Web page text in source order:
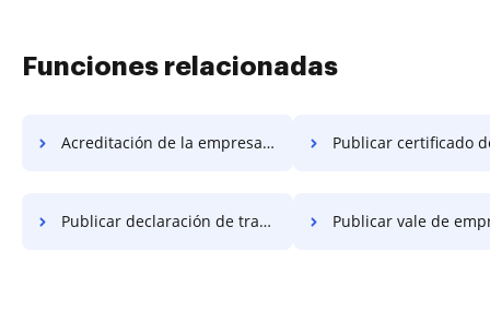
Funciones relacionadas
Acreditación de la empresa de publicación Publicar certificado de
Publicar declaración de trabajo de la empresa Publicar vale de